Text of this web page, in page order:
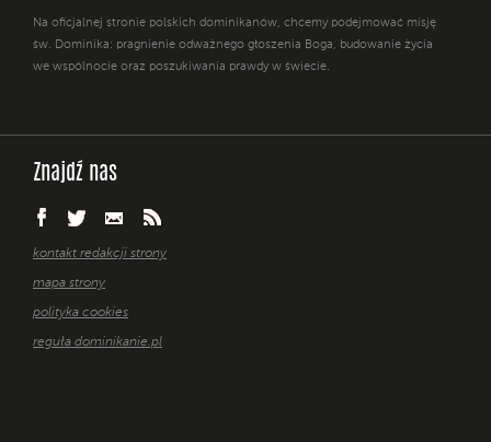
Na oficjalnej stronie polskich dominikanów, chcemy podejmować misję
św. Dominika: pragnienie odważnego głoszenia Boga, budowanie życia
we wspólnocie oraz poszukiwania prawdy w świecie.
Znajdź nas
kontakt redakcji strony
mapa strony
polityka cookies
reguła dominikanie.pl